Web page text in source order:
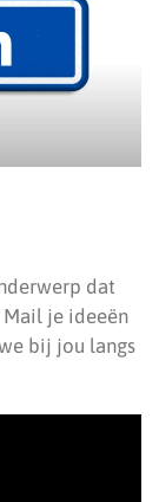
dat
je ideeën
bij jou langs